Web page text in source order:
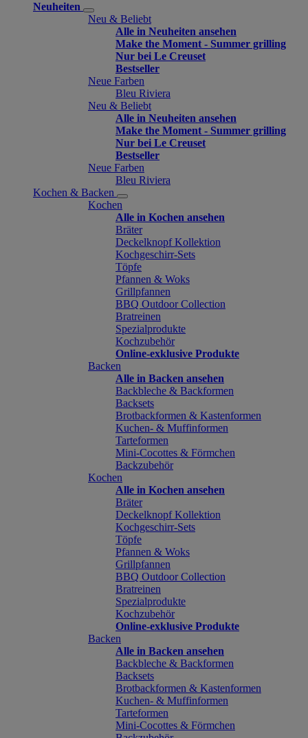
Neuheiten
Neu & Beliebt
Alle in Neuheiten ansehen
Make the Moment - Summer grilling
Nur bei Le Creuset
Bestseller
Neue Farben
Bleu Riviera
Neu & Beliebt
Alle in Neuheiten ansehen
Make the Moment - Summer grilling
Nur bei Le Creuset
Bestseller
Neue Farben
Bleu Riviera
Kochen & Backen
Kochen
Alle in Kochen ansehen
Bräter
Deckelknopf Kollektion
Kochgeschirr-Sets
Töpfe
Pfannen & Woks
Grillpfannen
BBQ Outdoor Collection
Bratreinen
Spezialprodukte
Kochzubehör
Online-exklusive Produkte
Backen
Alle in Backen ansehen
Backbleche & Backformen
Backsets
Brotbackformen & Kastenformen
Kuchen- & Muffinformen
Tarteformen
Mini-Cocottes & Förmchen
Backzubehör
Kochen
Alle in Kochen ansehen
Bräter
Deckelknopf Kollektion
Kochgeschirr-Sets
Töpfe
Pfannen & Woks
Grillpfannen
BBQ Outdoor Collection
Bratreinen
Spezialprodukte
Kochzubehör
Online-exklusive Produkte
Backen
Alle in Backen ansehen
Backbleche & Backformen
Backsets
Brotbackformen & Kastenformen
Kuchen- & Muffinformen
Tarteformen
Mini-Cocottes & Förmchen